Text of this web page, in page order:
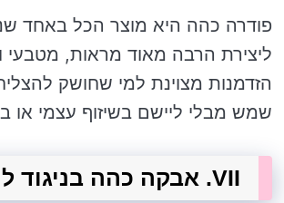
פודרה כהה היא מוצר הכל באחד
ליצירת הרבה מאוד מראות, מטבעי
הזדמנות מצוינת למי שחושק
שמש מבלי ליישם בשיזוף עצמי או
VII. אבקה כהה בניגוד ל קרן